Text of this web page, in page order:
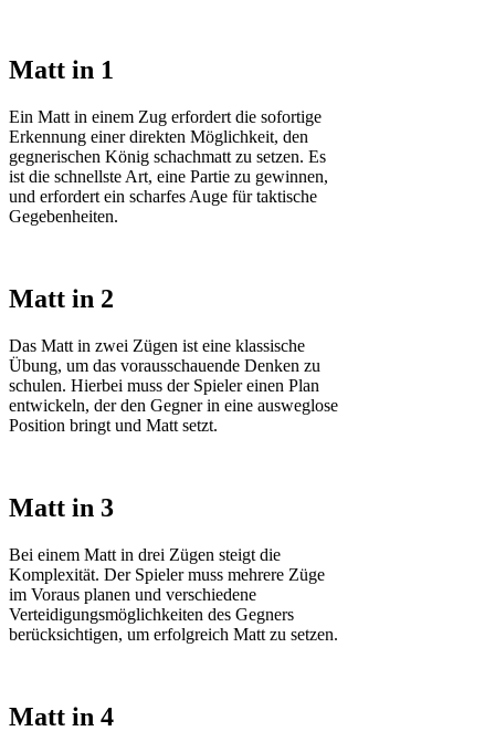
Matt in 1
Ein Matt in einem Zug erfordert die sofortige
Erkennung einer direkten Möglichkeit, den
gegnerischen König schachmatt zu setzen. Es
ist die schnellste Art, eine Partie zu gewinnen,
und erfordert ein scharfes Auge für taktische
Gegebenheiten.
Matt in 2
Das Matt in zwei Zügen ist eine klassische
Übung, um das vorausschauende Denken zu
schulen. Hierbei muss der Spieler einen Plan
entwickeln, der den Gegner in eine ausweglose
Position bringt und Matt setzt.
Matt in 3
Bei einem Matt in drei Zügen steigt die
Komplexität. Der Spieler muss mehrere Züge
im Voraus planen und verschiedene
Verteidigungsmöglichkeiten des Gegners
berücksichtigen, um erfolgreich Matt zu setzen.
Matt in 4